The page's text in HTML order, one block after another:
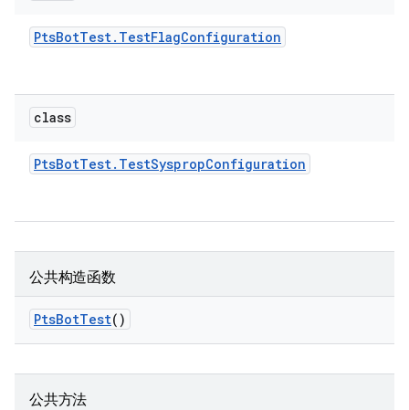
PtsBotTest. TestFlagConfiguration
class
PtsBotTest. TestSyspropConfiguration
公共构造函数
PtsBotTest()
公共方法